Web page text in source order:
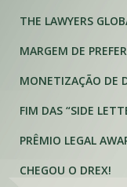
THE LAWYERS
MARGEM DE
MONETIZAÇÃO DE
FIM DAS “SIDE
PRÊMIO LEGAL
CHEGOU O DREX!